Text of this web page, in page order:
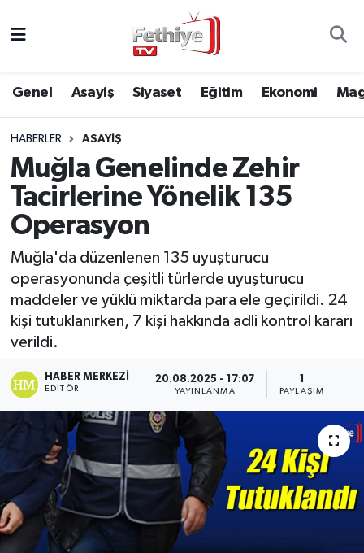
Genel Asayiş Siyaset Eğitim Ekonomi
HABERLER ASAYIŞ
Muğla Genelinde Zehir
Tacirlerine Yönelik 135
Operasyon
Muğla'da düzenlenen 135 uyuşturucu
operasyonunda çeşitli türlerde uyuşturucu
maddeler ve yüklü miktarda para ele geçirildi. 24
kişi tutuklanırken, 7 kişi hakkında adli kontrol kararı
verildi.
HABER MERKEZI
EDITÖR
20.08.2025 - 17:07
YAYINLANMA
1
PAYLAŞIM
Asayiş
Eğitim
Ekonomi
Magazin
Spor
Turizm
Muğla Hava Durumu
Muğla Namaz Vakitleri
Muğla Trafik Yoğunluk Haritası
Süper Lig Puan Durumu ve Fikstür
Son Dakika Haberleri
Haber Arşivi